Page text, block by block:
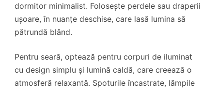
dormitor minimalist. Folosește perdele sau draperii
ușoare, în nuanțe deschise, care lasă lumina să
pătrundă blând.
Pentru seară, optează pentru corpuri de iluminat
cu design simplu și lumină caldă, care creează o
atmosferă relaxantă. Spoturile încastrate, lămpile